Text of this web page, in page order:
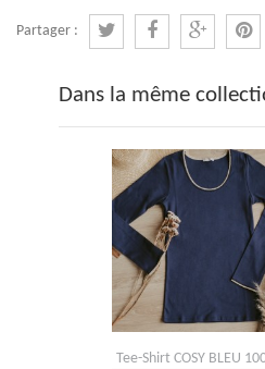
Partager :
Dans la même
Tee-Shirt COSY BLEU